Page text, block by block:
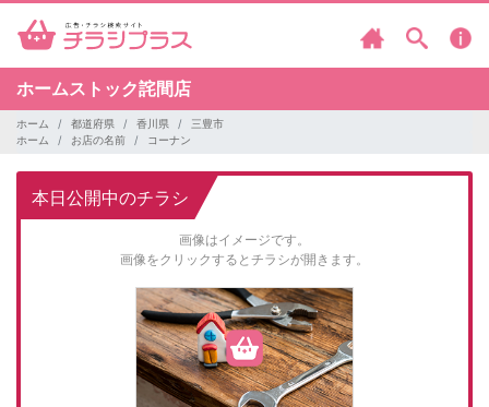
ホームストック詫間店
ホーム 都道府県 香川県
三豊市
ホーム
お店の名前 コーナン
本日公開中のチラシ
画像はイメージです。
画像をクリックするとチラシが開きます。